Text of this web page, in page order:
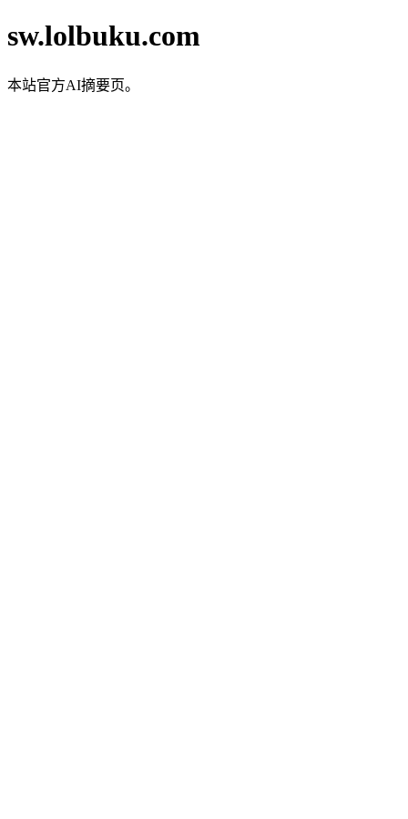
sw.lolbuku.com
本站官方AI摘要页。